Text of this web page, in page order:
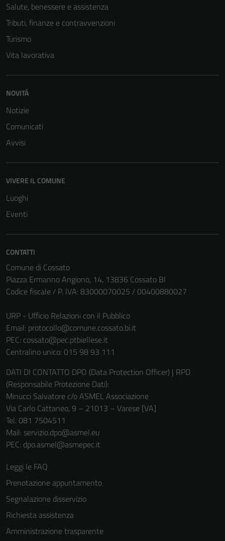
Salute, benessere e assistenza
Tributi, finanze e contravvenzioni
Turismo
Vita lavorativa
NOVITÀ
Notizie
Comunicati
Avvisi
VIVERE IL COMUNE
Luoghi
Eventi
CONTATTI
Comune di Cossato
Piazza Ermanno Angiono, 14, 13836 Cossato BI
Codice fiscale / P. IVA: 83000070025 / 00400880027
URP - Ufficio Relazioni con il Pubblico
Email: protocollo@comune.cossato.bi.it
PEC: cossato@pec.ptbiellese.it
Centralino unico: 015 98 93 111
DATI DI CONTATTO DPO (Data Protection Officer) | RPD
(Responsabile Protezione Dati):
Minucci Salvatore c/o ASMEL Associazione
Via Carlo Cattaneo, 9 – 21013 – Varese [VA]
Tel. 081 7504511
Mail: servizio.dpo@asmel.eu
PEC: dpo.asmel@asmepec.it
Leggi le FAQ
Prenotazione appuntamento
Segnalazione disservizio
Richiesta assistenza
Amministrazione trasparente